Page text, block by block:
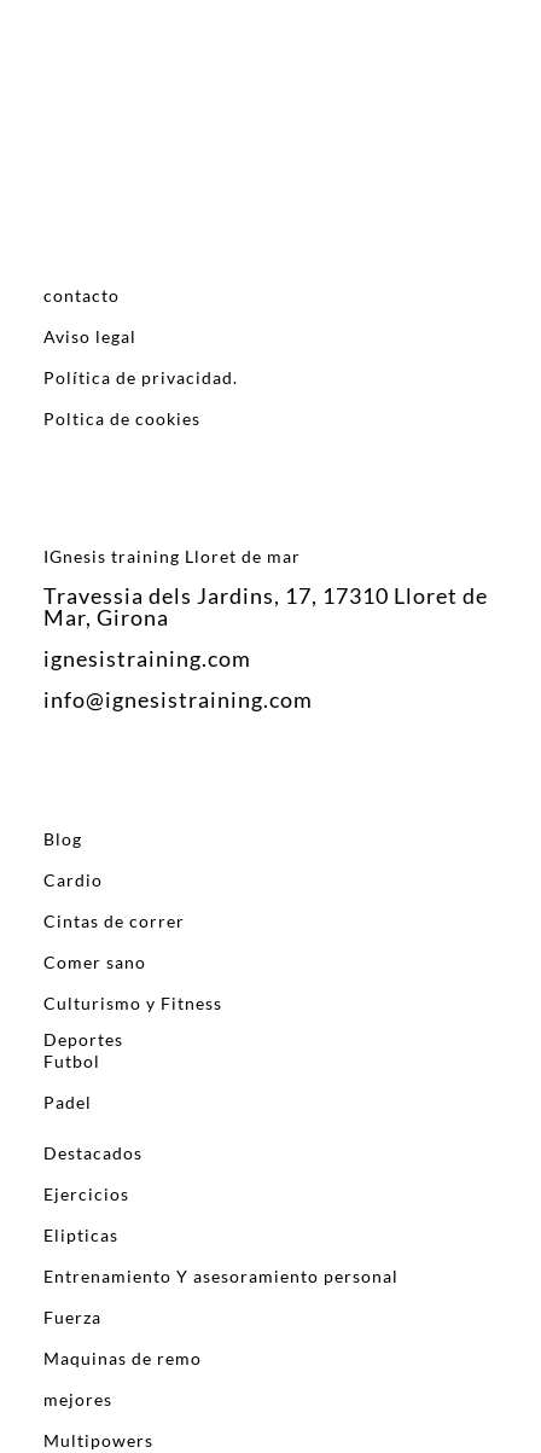
contacto
Aviso legal
Política de privacidad.
Poltica de cookies
IGnesis training Lloret de mar
Travessia dels Jardins, 17, 17310 Lloret de
Mar, Girona
ignesistraining.com
info@ignesistraining.com
Blog
Cardio
Cintas de correr
Comer sano
Culturismo y Fitness
Deportes
Futbol
Padel
Destacados
Ejercicios
Elipticas
Entrenamiento Y asesoramiento personal
Fuerza
Maquinas de remo
mejores
Multipowers